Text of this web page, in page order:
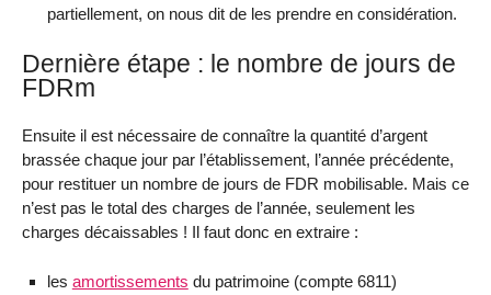
partiellement, on nous dit de les prendre en considération.
Dernière étape : le nombre de jours de
FDRm
Ensuite il est nécessaire de connaître la quantité d’argent
brassée chaque jour par l’établissement, l’année précédente,
pour restituer un nombre de jours de FDR mobilisable. Mais ce
n’est pas le total des charges de l’année, seulement les
charges décaissables ! Il faut donc en extraire :
les amortissements du patrimoine (compte 6811)